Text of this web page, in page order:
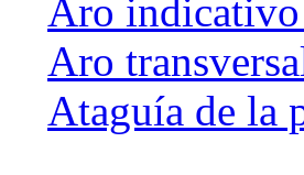
Aro indicativo
Aro
Ataguía de la